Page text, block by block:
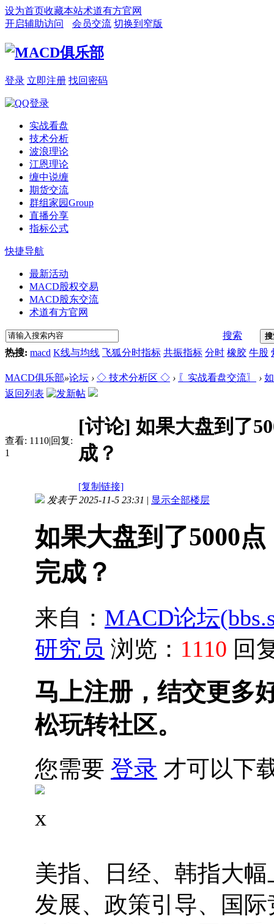
设为首页收藏本站术道有方官网
开启辅助访问
会员交流 切换到窄版
登录 立即注册 找回密码
实战看盘
技术分析
波浪理论
江恩理论
缠中说缠
期货交流
群组家园Group
直播分享
指标公式
快捷导航
最新活动
MACD股权交易
MACD股东交流
术道有方官网
搜索
热搜: macd K线与均线 飞狐分时指标 共振指标 分时 橡胶 牛股
MACD俱乐部»论坛 › ◇ 技术分析区 ◇ › 〖实战看盘交流〗 ›
返回列表
查看: 1110|回复:
1
[讨论] 如果大盘到了
成？
[复制链接]
发表于 2025-11-5 23:31 | 显示全部楼层
如果大盘到了5000
完成？
来自： MACD论坛
研究员 浏览： 1110 回
马上注册，结交更多
松玩转社区。
您需要 登录 才可以下
x
美指、日经、韩指大
发展、政策引导、国